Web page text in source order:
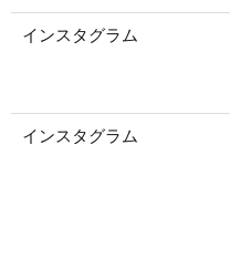
インスタグラム
インスタグラム